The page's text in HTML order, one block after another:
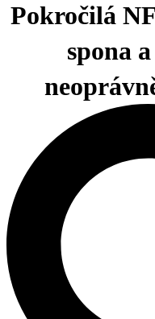
Pokročilá
spona